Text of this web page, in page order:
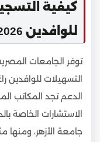
كيفية
للوافدين 2026
توفر الجامعات
التسهيلات
الدعم تجد المكاتب
الاستشارات الخاصة
جامعة الأزهر، ومنها